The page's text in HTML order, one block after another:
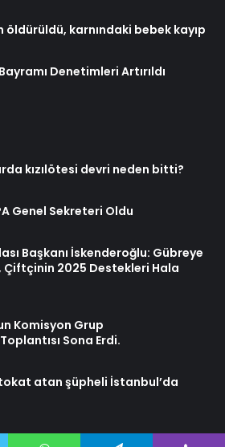
öldürüldü, karnındaki bebek kayıp
Denetimleri Artırıldı
kızılötesi devri neden bitti?
Genel Sekreteri Oldu
Başkanı İskenderoğlu: Gübreye
2025 Destekleri Hala
Komisyon Grup
Sona Erdi.
atan şüpheli İstanbul’da